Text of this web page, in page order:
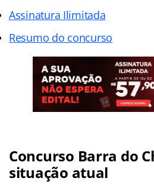
Assinatura Ilimitada
Resumo do concurso
Concurso Barra do
situação atual